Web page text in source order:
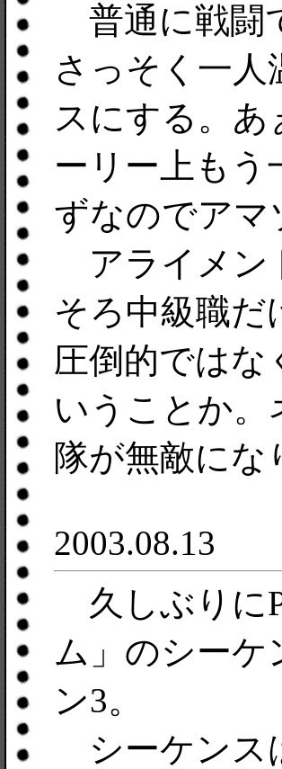
普通に戦闘
さっそく一
スにする。
ーリー上もう
ずなのでアマ
アライメン
そろ中級職だ
圧倒的ではな
いうことか
隊が無敵にな
2003.08.13
久しぶりに
ム」のシーケ
ン3。
シーケンス